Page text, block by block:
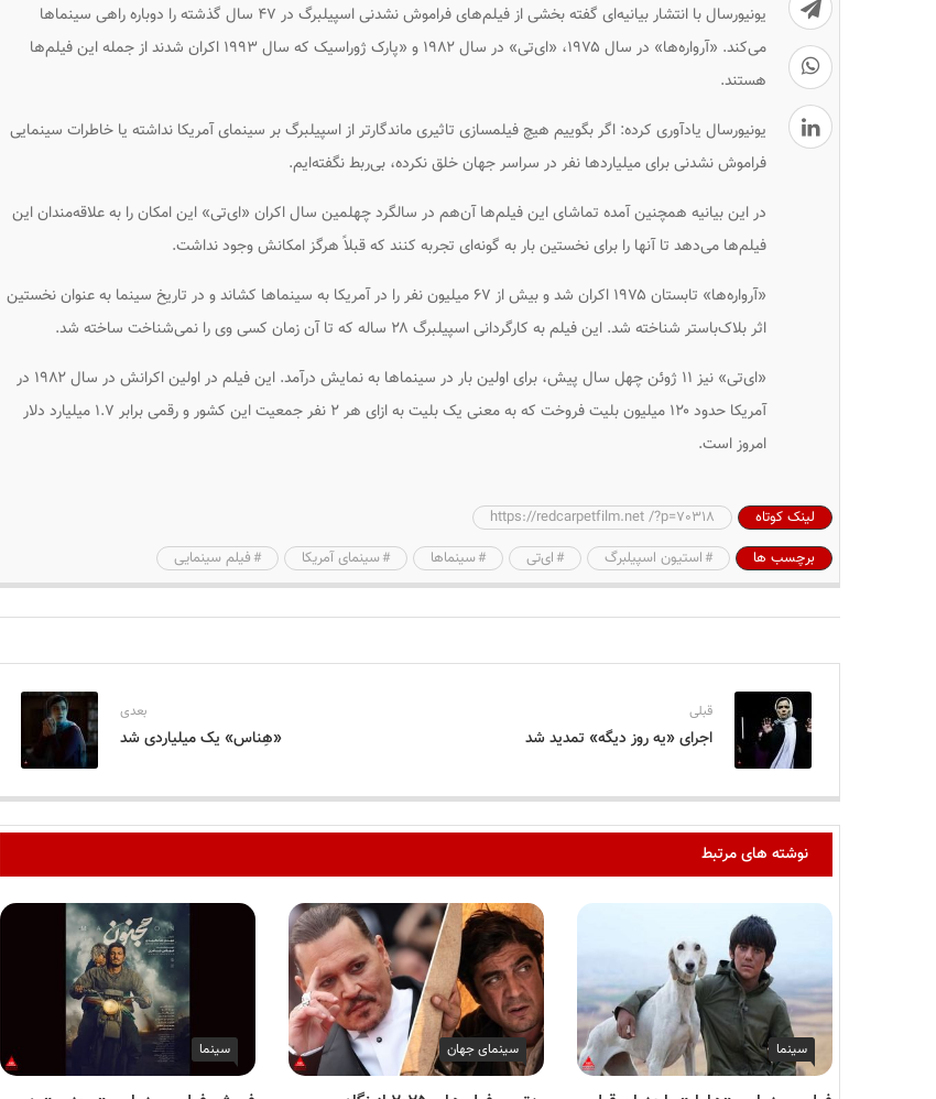
یونیورسال با انتشار بیانیه‌ای گفته بخشی از فیلم‌های فراموش نشدنی اسپیلبرگ در ۴۷ سال گذشته را دوباره راهی سینماها
می‌کند. «آرواره‌ها» در سال ۱۹۷۵، «ای‌تی» در سال ۱۹۸۲ و «پارک ژوراسیک که سال ۱۹۹۳ اکران شدند از جمله این فیلم‌ها
هستند.
یونیورسال یادآوری کرده: اگر بگوییم هیچ فیلمسازی تاثیری ماندگارتر از اسپیلبرگ بر سینمای آمریکا نداشته یا خاطرات سینمایی
فراموش نشدنی برای میلیاردها نفر در سراسر جهان خلق نکرده، بی‌ربط نگفته‌ایم.
در این بیانیه همچنین آمده تماشای این فیلم‌ها آن‌هم در سالگرد چهلمین سال اکران «ای‌تی» این امکان را به علاقه‌مندان این
فیلم‌ها می‌دهد تا آنها را برای نخستین بار به گونه‌ای تجربه کنند که قبلاً هرگز امکانش وجود نداشت.
«آرواره‌ها» تابستان ۱۹۷۵ اکران شد و بیش از ۶۷ میلیون نفر را در آمریکا به سینماها کشاند و در تاریخ سینما به عنوان نخستین
اثر بلاک‌باستر شناخته شد. این فیلم به کارگردانی اسپیلبرگ ۲۸ ساله که تا آن زمان کسی وی را نمی‌شناخت ساخته شد.
«ای‌تی» نیز ۱۱ ژوئن چهل سال پیش، برای اولین بار در سینماها به نمایش درآمد. این فیلم در اولین اکرانش در سال ۱۹۸۲ در
آمریکا حدود ۱۲۰ میلیون بلیت فروخت که به معنی یک بلیت به ازای هر ۲ نفر جمعیت این کشور و رقمی برابر ۱.۷ میلیارد دلار
امروز است.
لینک کوتاه
https://redcarpetfilm.net /?p=70318
برچسب ها
استیون اسپیلبرگ ای‌تی سینماها سینمای آمریکا فیلم سینمایی
قبلی
اجرای «یه روز دیگه» تمدید شد
بعدی
«هِناس» یک میلیاردی شد
نوشته های مرتبط
سینما سینمای جهان سینما